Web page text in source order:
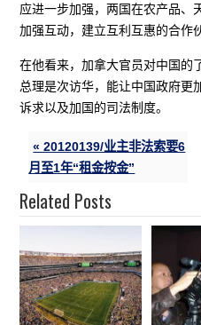
应进一步加强，两国在农产品、
加强互动，建立互利互惠的合作
在他看来，加拿大官员对中国的
总理是次访华，能让中国政府更
诉求以及加国的司法制度。
« 20120139/业主非法索要6
月至1年“租金按金”
Related Posts